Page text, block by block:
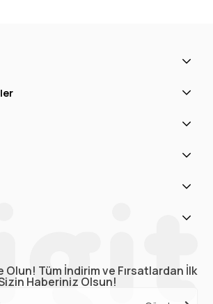
Olun! Tüm İndirim ve Fırsatlardan İlk
Haberiniz Olsun!